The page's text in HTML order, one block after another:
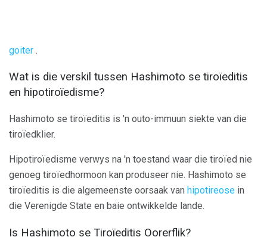
goiter .
Wat is die verskil tussen Hashimoto se tiroïeditis
en hipotiroïedisme?
Hashimoto se tiroïeditis is 'n outo-immuun siekte van die
tiroïedklier.
Hipotiroïedisme verwys na 'n toestand waar die tiroïed nie
genoeg tiroïedhormoon kan produseer nie. Hashimoto se
tiroïeditis is die algemeenste oorsaak van hipotireose in
die Verenigde State en baie ontwikkelde lande.
Is Hashimoto se Tiroïeditis Oorerflik?